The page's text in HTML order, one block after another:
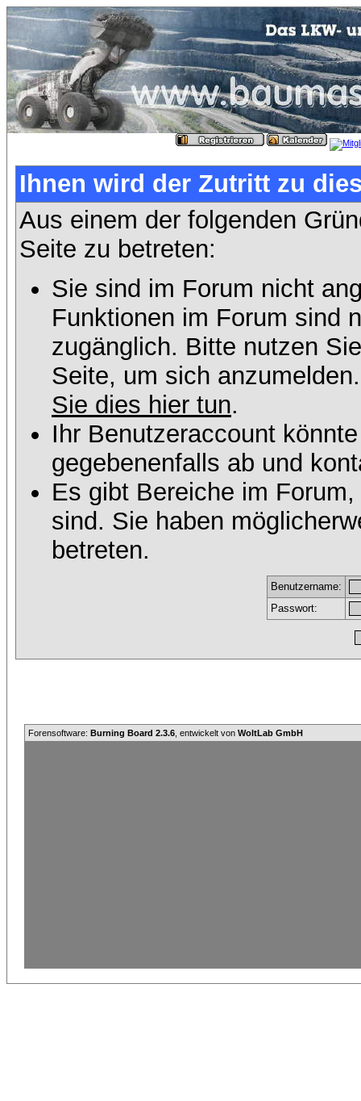
Ihnen wird der Zutritt zu
Aus einem der folgenden
Seite zu betreten:
Sie sind im Forum nicht
Funktionen im Forum sind
zugänglich. Bitte nutzen
Seite, um sich
Sie dies hier tun.
Ihr Benutzeraccount
gegebenenfalls ab und
Es gibt Bereiche im
sind. Sie haben
betreten.
Benutzername:
Passwort:
Forensoftware: Burning Board 2.3.6 , entwickelt von WoltLab GmbH